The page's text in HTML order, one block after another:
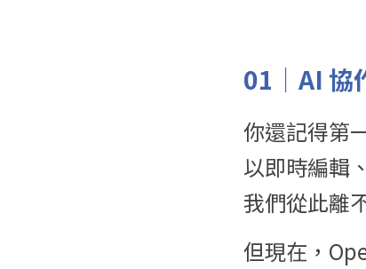
01｜AI 協
你還記得第
以即時編輯
我們從此離
但現在，